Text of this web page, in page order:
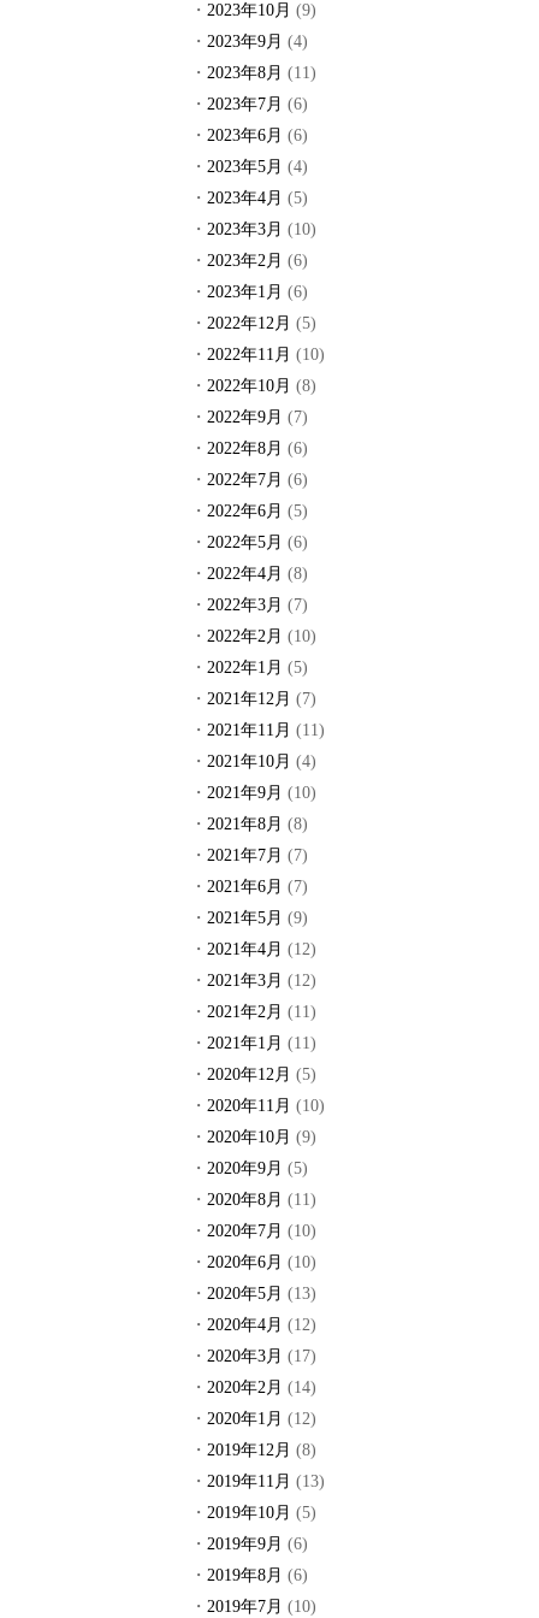
2023年10月 (9)
2023年9月 (4)
2023年8月 (11)
2023年7月 (6)
2023年6月 (6)
2023年5月 (4)
2023年4月 (5)
2023年3月 (10)
2023年2月 (6)
2023年1月 (6)
2022年12月 (5)
2022年11月 (10)
2022年10月 (8)
2022年9月 (7)
2022年8月 (6)
2022年7月 (6)
2022年6月 (5)
2022年5月 (6)
2022年4月 (8)
2022年3月 (7)
2022年2月 (10)
2022年1月 (5)
2021年12月 (7)
2021年11月 (11)
2021年10月 (4)
2021年9月 (10)
2021年8月 (8)
2021年7月 (7)
2021年6月 (7)
2021年5月 (9)
2021年4月 (12)
2021年3月 (12)
2021年2月 (11)
2021年1月 (11)
2020年12月 (5)
2020年11月 (10)
2020年10月 (9)
2020年9月 (5)
2020年8月 (11)
2020年7月 (10)
2020年6月 (10)
2020年5月 (13)
2020年4月 (12)
2020年3月 (17)
2020年2月 (14)
2020年1月 (12)
2019年12月 (8)
2019年11月 (13)
2019年10月 (5)
2019年9月 (6)
2019年8月 (6)
2019年7月 (10)